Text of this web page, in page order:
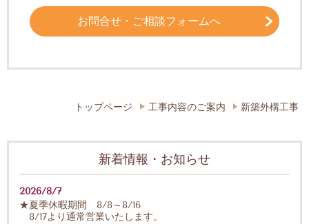
お問合せ・ご相談フォームへ
トップページ 工事内容のご案内 新築外構工事
新着情報・お知らせ
2026/8/7
★夏季休暇期間 8/8～8/16
8/17より通常営業いたします。